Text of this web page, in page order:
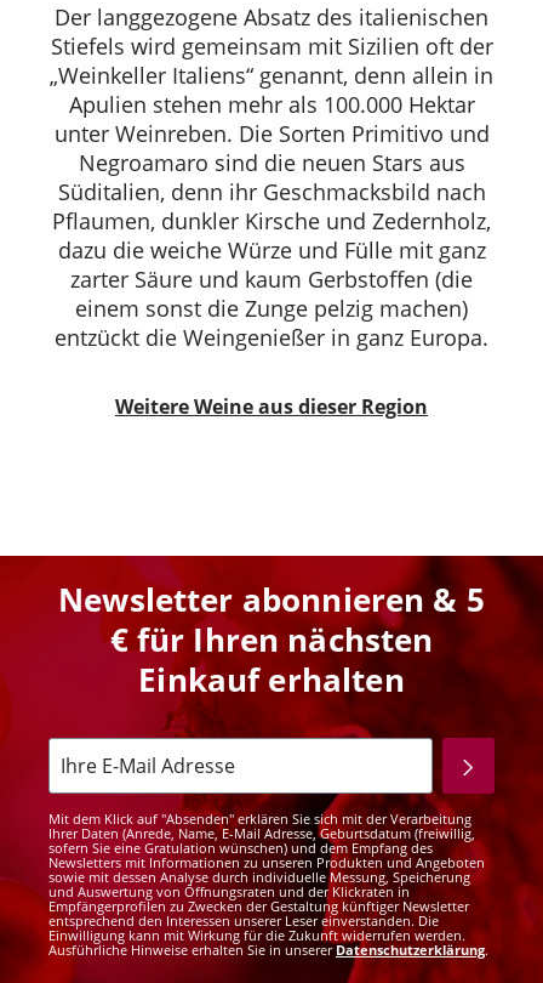
Der langgezogene Absatz des italienischen
Stiefels wird gemeinsam mit Sizilien oft der
„Weinkeller Italiens“ genannt, denn allein in
Apulien stehen mehr als 100.000 Hektar
unter Weinreben. Die Sorten Primitivo und
Negroamaro sind die neuen Stars aus
Süditalien, denn ihr Geschmacksbild nach
Pflaumen, dunkler Kirsche und Zedernholz,
dazu die weiche Würze und Fülle mit ganz
zarter Säure und kaum Gerbstoffen (die
einem sonst die Zunge pelzig machen)
entzückt die Weingenießer in ganz Europa.
Weitere Weine aus dieser Region
Newsletter abonnieren & 5
€ für Ihren nächsten
Einkauf erhalten
Mit dem Klick auf "Absenden" erklären Sie sich mit der Verarbeitung
Ihrer Daten (Anrede, Name, E-Mail Adresse, Geburtsdatum (freiwillig,
sofern Sie eine Gratulation wünschen) und dem Empfang des
Newsletters mit Informationen zu unseren Produkten und Angeboten
sowie mit dessen Analyse durch individuelle Messung, Speicherung
und Auswertung von Öffnungsraten und der Klickraten in
Empfängerprofilen zu Zwecken der Gestaltung künftiger Newsletter
entsprechend den Interessen unserer Leser einverstanden. Die
Einwilligung kann mit Wirkung für die Zukunft widerrufen werden.
Ausführliche Hinweise erhalten Sie in unsererDatenschutzerklärung.